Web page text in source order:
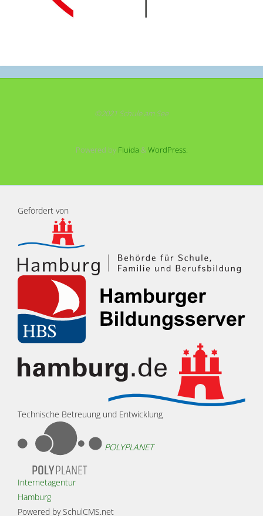
©2021 Schule am See
Powered byFluida &WordPress.
Gefördert von
Technische Betreuung und Entwicklung
POLYPLANET
Internetagentur
Hamburg
Powered by SchulCMS.net